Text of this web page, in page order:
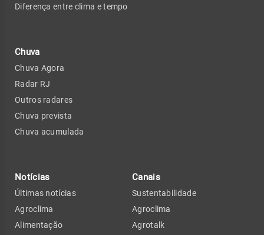
Diferença entre clima e tempo
Chuva
Chuva Agora
Radar RJ
Outros radares
Chuva prevista
Chuva acumulada
Notícias
Últimas notícias
Agroclima
Alimentação
Canais
Sustentabilidade
Agroclima
Agrotalk